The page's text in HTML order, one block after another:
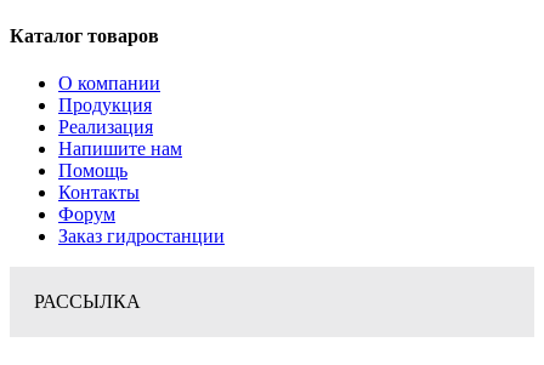
Каталог товаров
О компании
Продукция
Реализация
Напишите нам
Помощь
Контакты
Форум
Заказ гидростанции
РАССЫЛКА